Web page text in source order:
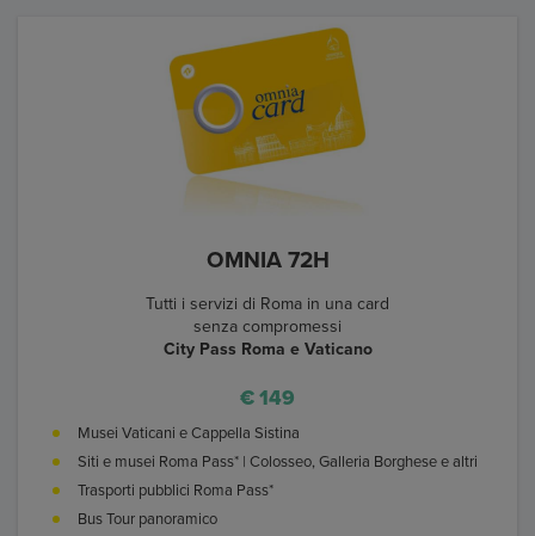
OMNIA 72H
Tutti i servizi di Roma in una card
senza compromessi
City Pass Roma e Vaticano
€ 149
Musei Vaticani e Cappella Sistina
Siti e musei Roma Pass* | Colosseo, Galleria Borghese e altri
Trasporti pubblici Roma Pass*
Bus Tour panoramico